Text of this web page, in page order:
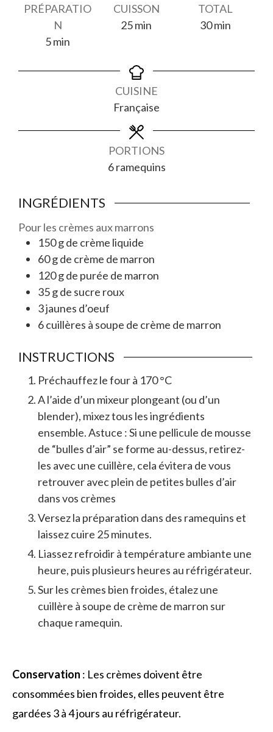
PRÉPARATIO
N
5minutes
min
CUISSON
25minutes
min
TOTAL
30minutes
min
CUISINE
Française
PORTIONS
6 ramequins
INGRÉDIENTS
Pour les crèmes aux marrons
150gde crème liquide
60gde crème de marron
120gde purée de marron
35gde sucre roux
3jaunes d’oeuf
6cuillères à soupe de crème de marron
INSTRUCTIONS
Préchauffez le four à 170 °C
A l’aide d’un mixeur plongeant (ou d’un
blender), mixez tous les ingrédients
ensemble. Astuce : Si une pellicule de mousse
de “bulles d’air” se forme au-dessus, retirez-
les avec une cuillère, cela évitera de vous
retrouver avec plein de petites bulles d’air
dans vos crèmes
Versez la préparation dans des ramequins et
laissez cuire 25 minutes.
Liassez refroidir à température ambiante une
heure, puis plusieurs heures au réfrigérateur.
Sur les crèmes bien froides, étalez une
cuillère à soupe de crème de marron sur
chaque ramequin.
Conservation : Les crèmes doivent être
consommées bien froides, elles peuvent être
gardées 3 à 4 jours au réfrigérateur.